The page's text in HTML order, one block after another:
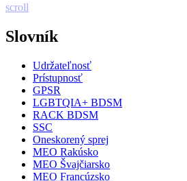
scroll
Slovník
Udržateľnosť
Prístupnosť
GPSR
LGBTQIA+ BDSM
RACK BDSM
SSC
Oneskorený sprej
MEO Rakúsko
MEO Švajčiarsko
MEO Francúzsko